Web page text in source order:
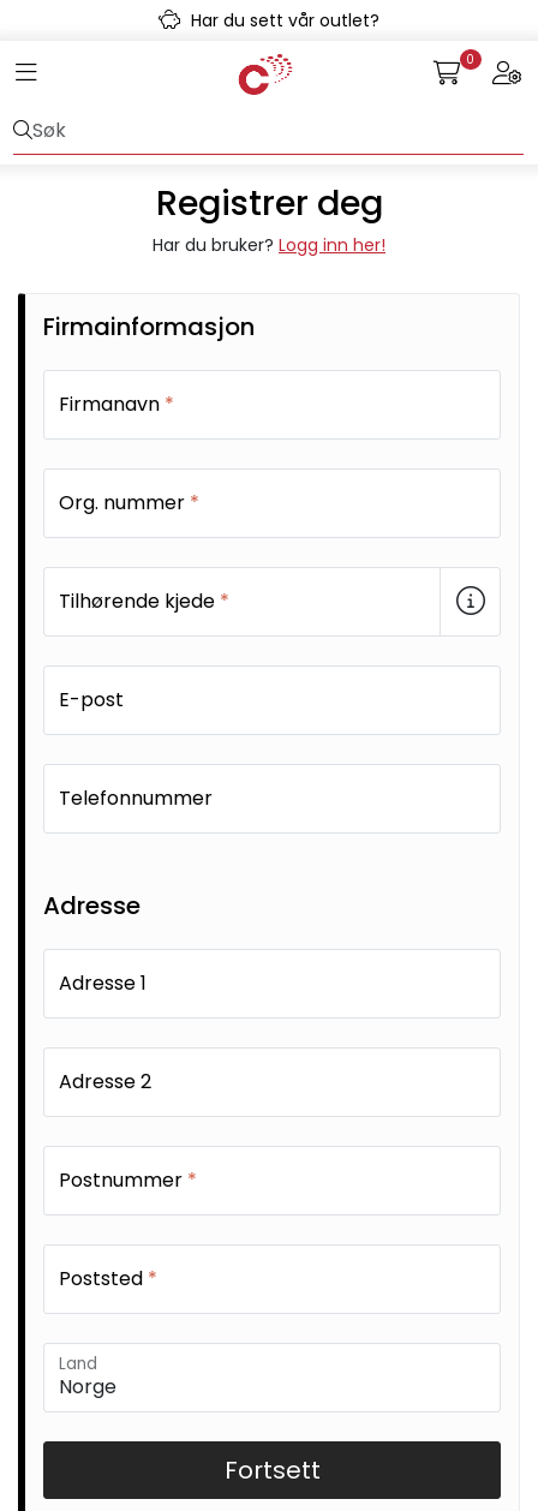
Skip to main contentHar du sett vår outlet?
Toggle navigation 0
Registrer deg
Har du bruker? Logg inn her!
Firmainformasjon
Firmanavn *
Org. nummer *
Tilhørende kjede *
E-post
Telefonnummer
Adresse
Adresse 1
Adresse 2
Postnummer *
Poststed *
Land
Fortsett
Prefab
Radonsikring
Snøsmelt
Sprinkler
Tappevann
Trinnlyd
Vannbehandling
Varmeanlegg
Outlet
Utgått av sortiment
Kontakt oss
Retur/reklamasjon